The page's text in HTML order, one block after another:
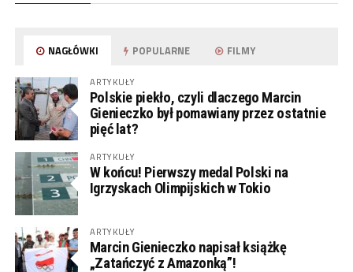
NAGŁÓWKI POPULARNE FILMY
ARTYKUŁY
Polskie piekło, czyli dlaczego Marcin
Gienieczko był pomawiany przez ostatnie
pięć lat?
ARTYKUŁY
W końcu! Pierwszy medal Polski na
Igrzyskach Olimpijskich w Tokio
ARTYKUŁY
Marcin Gienieczko napisał książkę
„Zatańczyć z Amazonką”!